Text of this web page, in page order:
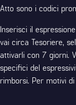
Atto sono i codici
Inserisci il
vai circa Tesoriere,
attivarli con 7 giorni.
specifici del
rimborsi. Per motivi